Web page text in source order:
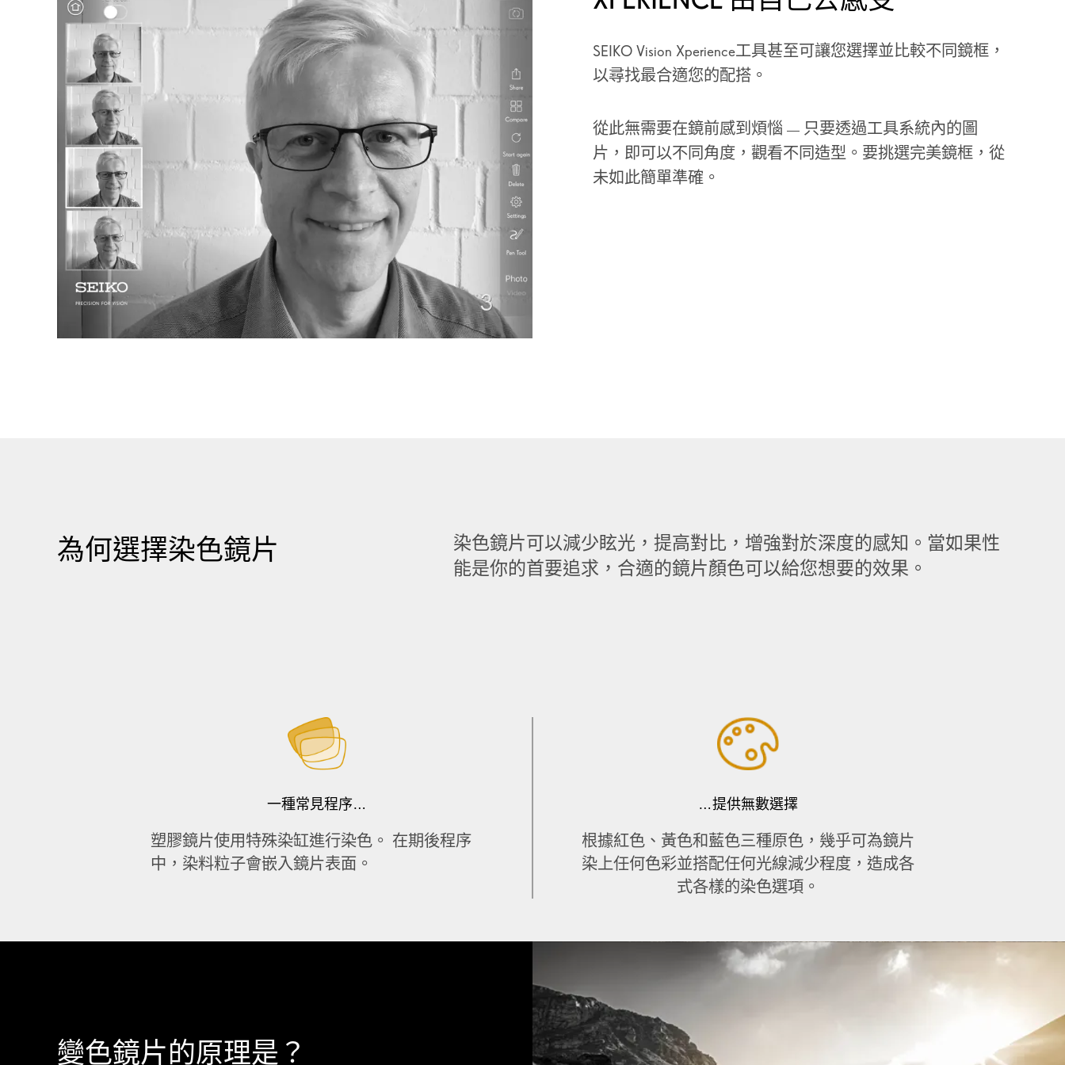
SEIKO Vision Xperience工具甚至可讓您選擇並比較不同鏡框，
以尋找最合適您的配搭。
從此無需要在鏡前感到煩惱 — 只要透過工具系統內的圖
片，即可以不同角度，觀看不同造型。要挑選完美鏡框，從
未如此簡單準確。
為何選擇染色鏡片
染色鏡片可以減少眩光，提高對比，增強對於深度的感知。當如果性
能是你的首要追求，合適的鏡片顏色可以給您想要的效果。
一種常見程序…
塑膠鏡片使用特殊染缸進行染色。 在期後程序
中，染料粒子會嵌入鏡片表面。
…提供無數選擇
根據紅色、黃色和藍色三種原色，幾乎可為鏡片
染上任何色彩並搭配任何光線減少程度，造成各
式各樣的染色選項。
變色鏡片的原理是？